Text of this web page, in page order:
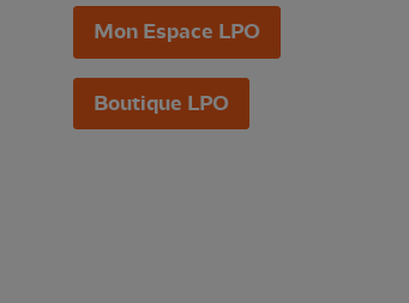
Mon Espace LPO
Boutique LPO